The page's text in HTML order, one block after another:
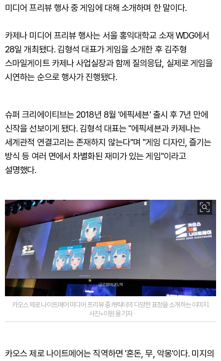
미디어 프리뷰 행사 중 게임에 대해 소개하며 한 말이다.
카제나 미디어 프리뷰 행사는 서울 홍익대학교 소재 WDG에서
28일 개최됐다. 김형석 대표가 게임을 소개한 후 김주형
스마일게이트 카제나 사업실장과 함께 질의응답, 실제로 게임을
시연하는 순으로 행사가 진행됐다.
슈퍼 크리에이티브는 2018년 8월 '에픽세븐' 출시 후 7년 만에
신작을 선보이게 됐다. 김형석 대표는 "에픽세븐과 카제나는
세계관적 연결고리는 존재하지 않는다"며 "게임 디자인, 즐기는
방식 등 여러 면에서 차별화된 재미가 있는 게임"이라고
설명했다.
카오스 제로 나이트메어 미디어 프리뷰 중 캐릭터의 다양한 표정을 소개하는 이미지.
사진=이원용 기자
카오스 제로 나이트메어는 직역하면 '혼돈, 무, 악몽'이다. 미지의